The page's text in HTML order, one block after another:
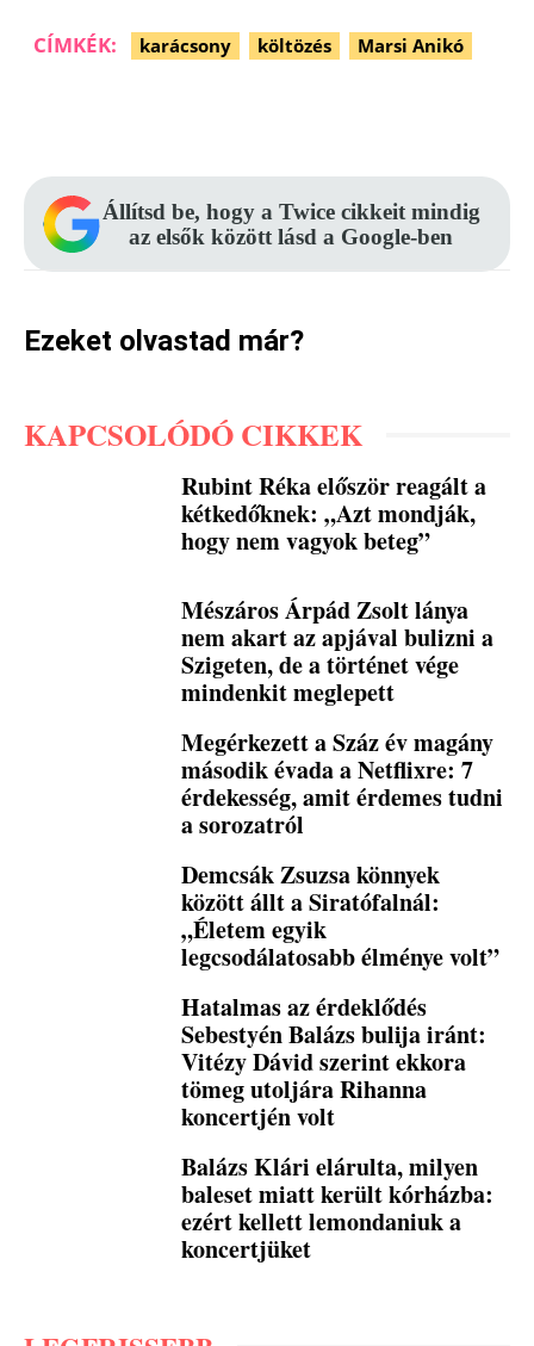
CÍMKÉK: karácsony költözés Marsi Anikó
Állítsd be, hogy a Twice cikkeit mindig
az elsők között lásd a Google-ben
Ezeket olvastad már?
KAPCSOLÓDÓ CIKKEK
Rubint Réka először reagált a
kétkedőknek: „Azt mondják,
hogy nem vagyok beteg”
Mészáros Árpád Zsolt lánya
nem akart az apjával bulizni a
Szigeten, de a történet vége
mindenkit meglepett
Megérkezett a Száz év magány
második évada a Netflixre: 7
érdekesség, amit érdemes tudni
a sorozatról
Demcsák Zsuzsa könnyek
között állt a Siratófalnál:
„Életem egyik
legcsodálatosabb élménye volt”
Hatalmas az érdeklődés
Sebestyén Balázs bulija iránt:
Vitézy Dávid szerint ekkora
tömeg utoljára Rihanna
koncertjén volt
Balázs Klári elárulta, milyen
baleset miatt került kórházba:
ezért kellett lemondaniuk a
koncertjüket